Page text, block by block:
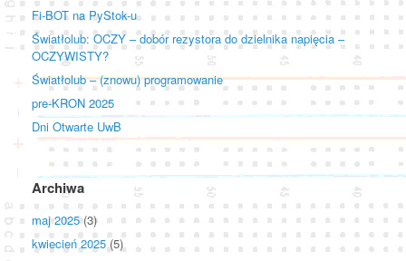
Fi-BOT na PyStok-u
Światłolub: OCZY – dobór rezystora do dzielnika napięcia –
OCZYWISTY?
Światłolub – (znowu) programowanie
pre-KRON 2025
Dni Otwarte UwB
Archiwa
maj 2025(3)
kwiecień 2025(5)